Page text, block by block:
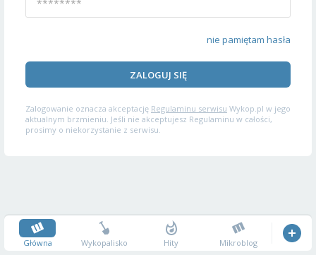
nie pamiętam hasła
ZALOGUJ SIĘ
Zalogowanie oznacza akceptację Regulaminu serwisu Wykop.pl w jego
aktualnym brzmieniu. Jeśli nie akceptujesz Regulaminu w całości,
prosimy o niekorzystanie z serwisu.
Główna Wykopalisko Hity Mikroblog